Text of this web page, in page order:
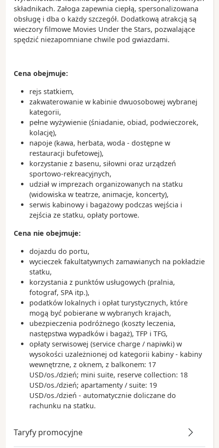
składnikach. Załoga zapewnia ciepłą, spersonalizowana
obsługę i dba o każdy szczegół. Dodatkową atrakcją są
wieczory filmowe Movies Under the Stars, pozwalające
spędzić niezapomniane chwile pod gwiazdami.
Cena obejmuje:
rejs statkiem,
zakwaterowanie w kabinie dwuosobowej wybranej
kategorii,
pełne wyżywienie (śniadanie, obiad, podwieczorek,
kolację),
napoje (kawa, herbata, woda - dostępne w
restauracji bufetowej),
korzystanie z basenu, siłowni oraz urządzeń
sportowo-rekreacyjnych,
udział w imprezach organizowanych na statku
(widowiska w teatrze, animacje, koncerty),
serwis kabinowy i bagażowy podczas wejścia i
zejścia ze statku, opłaty portowe.
Cena nie obejmuje:
dojazdu do portu,
wycieczek fakultatywnych zamawianych na pokładzie
statku,
korzystania z punktów usługowych (pralnia,
fotograf, SPA itp.),
podatków lokalnych i opłat turystycznych, które
mogą być pobierane w wybranych krajach,
ubezpieczenia podróżnego (koszty leczenia,
następstwa wypadków i bagaż), TFP i TFG,
opłaty serwisowej (service charge / napiwki) w
wysokości uzależnionej od kategorii kabiny - kabiny
wewnętrzne, z oknem, z balkonem: 17
USD/os./dzień; mini suite, reserve collection: 18
USD/os./dzień; apartamenty / suite: 19
USD/os./dzień - automatycznie doliczane do
rachunku na statku.
Taryfy promocyjne